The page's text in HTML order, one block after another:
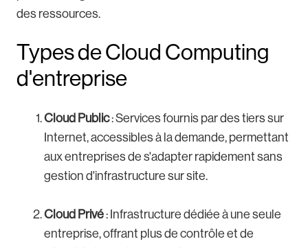
des ressources.
Types de Cloud Computing
d'entreprise
Cloud Public: Services fournis par des tiers sur
Internet, accessibles à la demande, permettant
aux entreprises de s'adapter rapidement sans
gestion d'infrastructure sur site.
Cloud Privé: Infrastructure dédiée à une seule
entreprise, offrant plus de contrôle et de